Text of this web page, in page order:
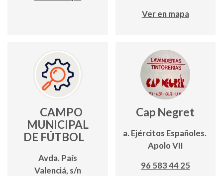
Ver en mapa
CAMPO
MUNICIPAL
DE FÚTBOL
Avda. País
Valenciá, s/n
Cap Negret
Avda. Ejércitos Españoles. Edf.
Apolo VII
96 583 44 25